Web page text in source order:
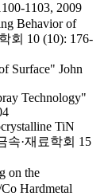
1103, 2009
Behavior of
회 10 (10): 176-
Surface" John
Technology"
TiN
속·재료학회 15
on the
Hardmetal